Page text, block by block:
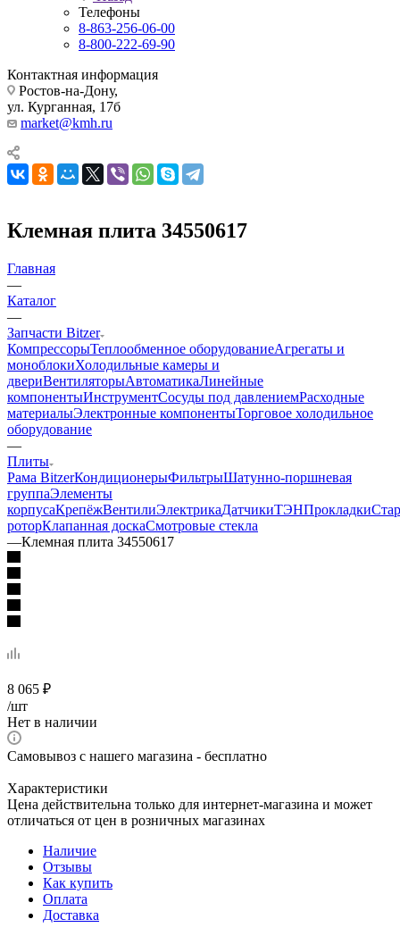
Телефоны
8-863-256-06-00
8-800-222-69-90
Контактная информация
Ростов-на-Дону,
ул. Курганная, 17б
market@kmh.ru
Клемная плита 34550617
Главная
—
Каталог
—
Запчасти Bitzer
КомпрессорыТеплообменное оборудованиеАгрегаты и
моноблокиХолодильные камеры и
двериВентиляторыАвтоматикаЛинейные
компонентыИнструментСосуды под давлениемРасходные
материалыЭлектронные компонентыТорговое холодильное
оборудование
—
Плиты
Рама BitzerКондиционерыФильтрыШатунно-поршневая
группаЭлементы
корпусаКрепёжВентилиЭлектрикаДатчикиТЭНПрокладки
роторКлапанная доскаСмотровые стекла
—Клемная плита 34550617
8 065 ₽
/шт
Нет в наличии
Самовывоз с нашего магазина - бесплатно
Характеристики
Цена действительна только для интернет-магазина и может
отличаться от цен в розничных магазинах
Наличие
Отзывы
Как купить
Оплата
Доставка